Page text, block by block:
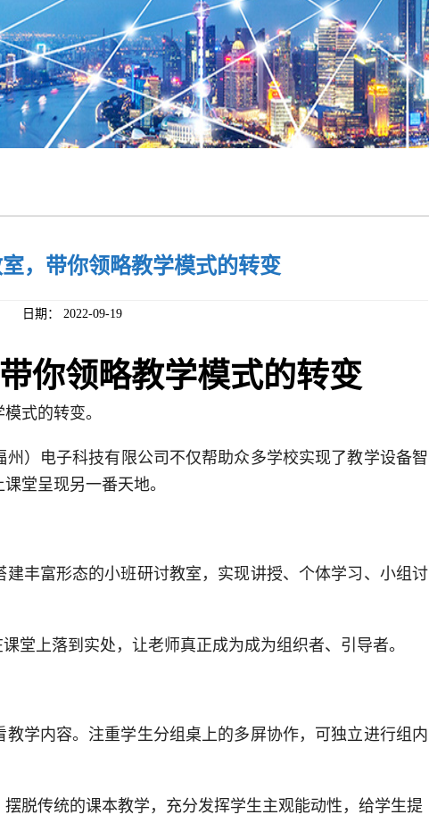
，带你领略教学模式的转变
日期： 2022-09-19
你领略教学模式的转变
式的转变。
州）电子科技有限公司 不仅帮助众多学校实现了教学设备智
堂呈现另一番天地。
丰富形态的小班研讨教室，实现讲授、个体学习、小组讨
堂上落到实处，让老师真正成为成为组织者、引导者。
学内容。注重学生分组桌上的多屏协作，可独立进行组内
脱传统的课本教学，充分发挥学生主观能动性，给学生提